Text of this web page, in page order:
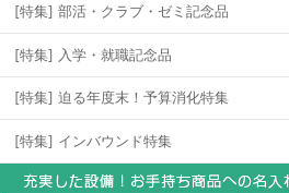
[特集] 部活・クラブ・ゼミ記念品
[特集] 入学・就職記念品
[特集] 迫る年度末！予算消化特集
[特集] インバウンド特集